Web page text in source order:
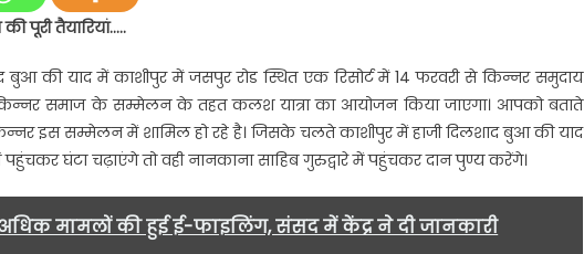
क्षेत्रों
से
हजारों
की
संख्या
में
यात्रा
में
पूरी तैयारियां…..
बुआ की याद में काशीपुर में जसपुर रोड स्थित एक रिसोर्ट में 14 फरवरी से किन्नर समुदाय
समाज के सम्मेलन के तहत कलश यात्रा का आयोजन किया जाएगा। आपको बताते
इस सम्मेलन में शामिल हो रहे है। जिसके चलते काशीपुर में हाजी दिलशाद बुआ की याद
घंटा चढ़ाएंगे तो वही नानकाना साहिब गुरुद्वारे में पहुंचकर दान पुण्य करेंगे।
अधिक मामलों की हुई ई-फाइलिंग, संसद में केंद्र ने दी जानकारी